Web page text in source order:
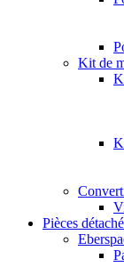
Kit de
Pièces